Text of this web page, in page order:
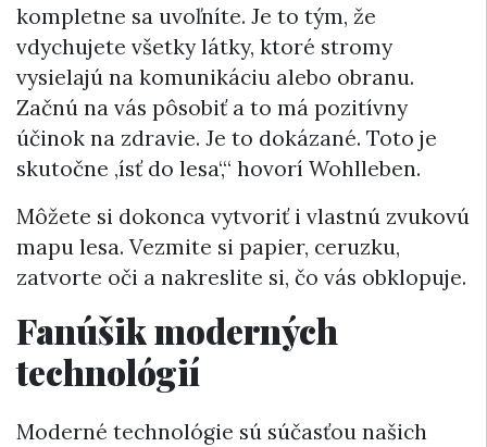
kompletne sa uvoľníte. Je to tým, že
vdychujete všetky látky, ktoré stromy
vysielajú na komunikáciu alebo obranu.
Začnú na vás pôsobiť a to má pozitívny
účinok na zdravie. Je to dokázané. Toto je
skutočne ‚ísť do lesa‘,“ hovorí Wohlleben.
Môžete si dokonca vytvoriť i vlastnú zvukovú
mapu lesa. Vezmite si papier, ceruzku,
zatvorte oči a nakreslite si, čo vás obklopuje.
Fanúšik moderných
technológií
Moderné technológie sú súčasťou našich